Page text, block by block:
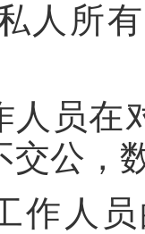
人所
人员在
交公，
作人